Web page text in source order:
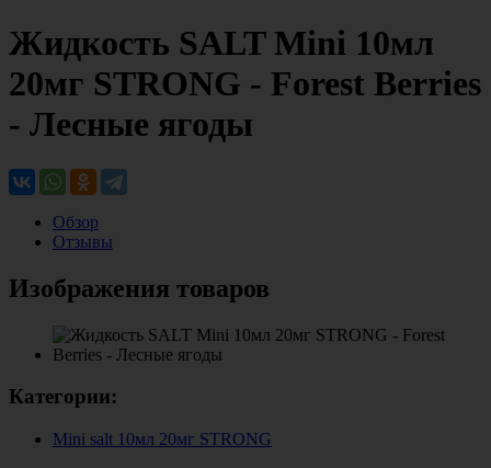
Жидкость SALT Mini 10мл
20мг STRONG - Forest Berries
- Лесные ягоды
Обзор
Отзывы
Изображения товаров
Категории:
Mini salt 10мл 20мг STRONG